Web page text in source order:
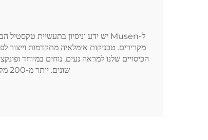
מקרירים. טכניקות אימלאיה מתקדמות
שונים. יותר מ-200 מקצוענים מיומנים ושרשראות אספקה מוארכות עוזרות לנו לממש הזמנות לקוחות תוך שמירה על איכות ללא פשרות.